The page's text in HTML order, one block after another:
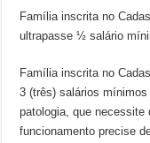
Família inscrita no
ultrapasse ½ salário
Família inscrita no
3 (três) salários
patologia, que necessite
funcionamento precise